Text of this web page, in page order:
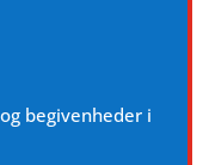
begivenheder i